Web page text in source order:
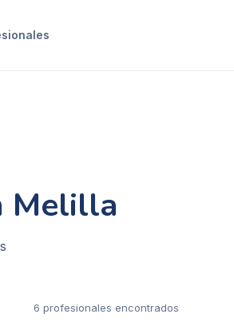
Melilla
6 profesionales encontrados